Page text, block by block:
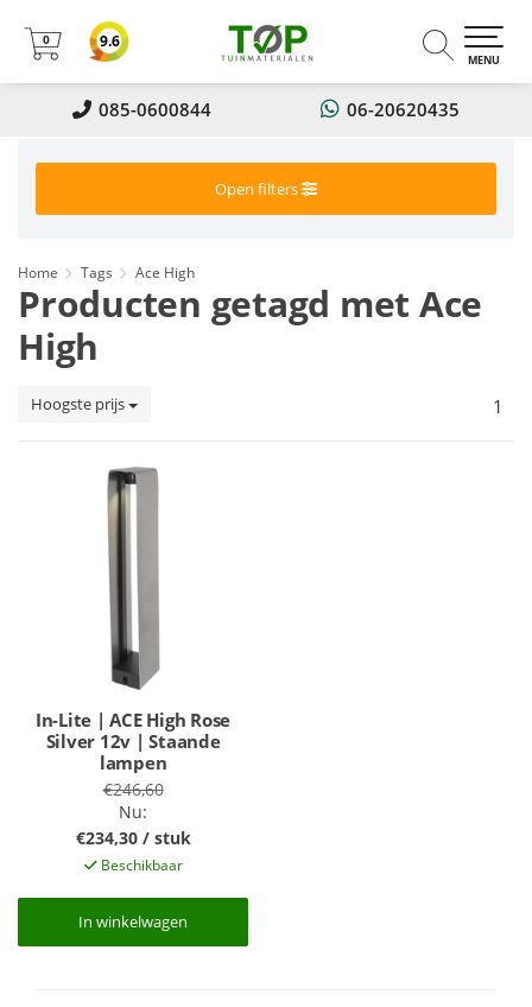
06-20620435
085-0600844
0
0
MENU
9.6
Open filters
Home Tags Ace High
Producten getagd met Ace
High
Hoogste prijs 1
In-Lite | ACE High Rose
Silver 12v | Staande
lampen
€246,60
Nu:
€234,30 / stuk
Beschikbaar
In winkelwagen
In winkelwagen